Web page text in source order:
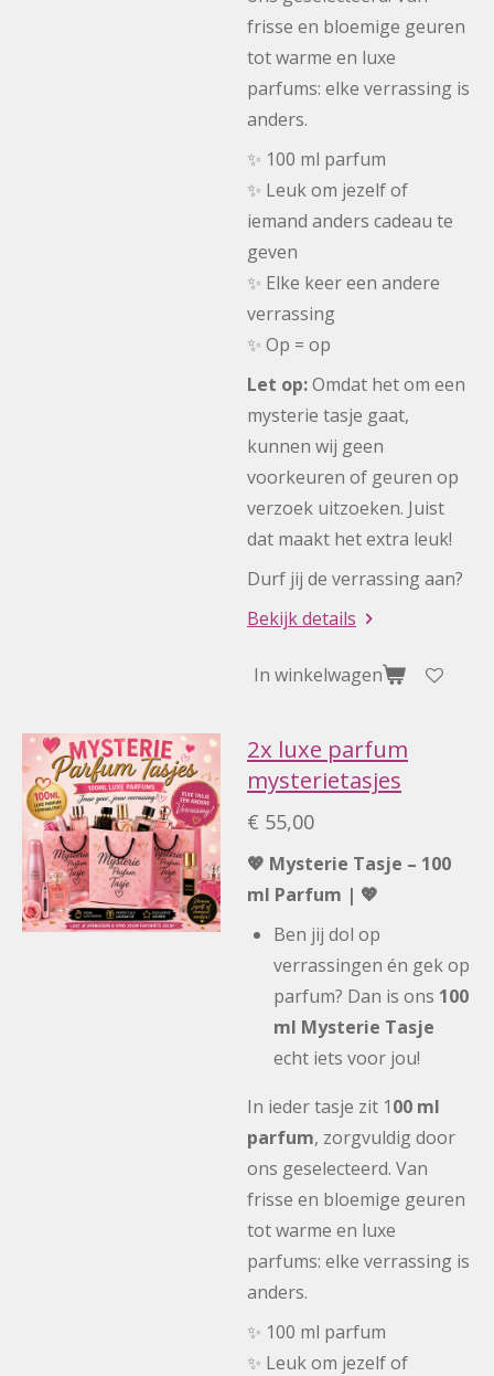
frisse en bloemige geuren
tot warme en luxe
parfums: elke verrassing is
anders.
✨ 100 ml parfum
✨ Leuk om jezelf of
iemand anders cadeau te
geven
✨ Elke keer een andere
verrassing
✨ Op = op
Let op:Omdat het om een
mysterie tasje gaat,
kunnen wij geen
voorkeuren of geuren op
verzoek uitzoeken. Juist
dat maakt het extra leuk!
Durf jij de verrassing aan?
Bekijk details
In winkelwagen
2x luxe parfum
mysterietasjes
€ 55,00
💖 Mysterie Tasje – 100
ml Parfum | 💖
Ben jij dol op
verrassingen én gek op
parfum? Dan is ons 100
ml Mysterie Tasje
echt iets voor jou!
In ieder tasje zit 100 ml
parfum, zorgvuldig door
ons geselecteerd. Van
frisse en bloemige geuren
tot warme en luxe
parfums: elke verrassing is
anders.
✨ 100 ml parfum
✨ Leuk om jezelf of